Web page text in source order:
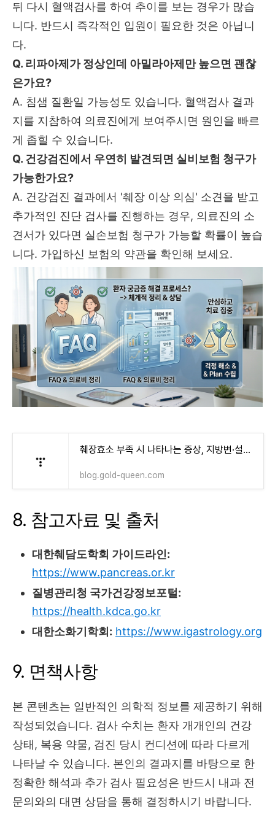
뒤 다시 혈액검사를 하여 추이를 보는 경우가 많습
니다. 반드시 즉각적인 입원이 필요한 것은 아닙니
다.
Q. 리파아제가 정상인데 아밀라아제만 높으면 괜찮
은가요?
A. 침샘 질환일 가능성도 있습니다. 혈액검사 결과
지를 지참하여 의료진에게 보여주시면 원인을 빠르
게 좁힐 수 있습니다.
Q. 건강검진에서 우연히 발견되면 실비보험 청구가
가능한가요?
A. 건강검진 결과에서 '췌장 이상 의심' 소견을 받고
추가적인 진단 검사를 진행하는 경우, 의료진의 소
견서가 있다면 실손보험 청구가 가능할 확률이 높습
니다. 가입하신 보험의 약관을 확인해 보세요.
췌장효소 부족 시 나타나는 증상, 지방변·설사·영양결핍 총정리
blog.gold-queen.com
8. 참고자료 및 출처
대한췌담도학회 가이드라인:
https://www.pancreas.or.kr
질병관리청 국가건강정보포털:
https://health.kdca.go.kr
대한소화기학회: https://www.igastrology.org
9. 면책사항
본 콘텐츠는 일반적인 의학적 정보를 제공하기 위해
작성되었습니다. 검사 수치는 환자 개개인의 건강
상태, 복용 약물, 검진 당시 컨디션에 따라 다르게
나타날 수 있습니다. 본인의 결과지를 바탕으로 한
정확한 해석과 추가 검사 필요성은 반드시 내과 전
문의와의 대면 상담을 통해 결정하시기 바랍니다.